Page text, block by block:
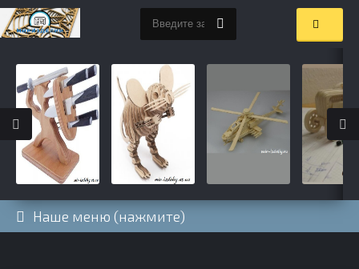
Наше меню (нажмите)